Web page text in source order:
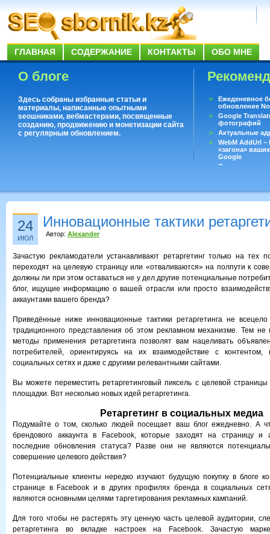
ГЛАВНАЯ СОДЕРЖАНИЕ КОНТАКТЫ ОБО МНЕ
О блоге
Здесь собраны избранные статьи и
материалы, написанные опытными
seoшниками, вебмастерами, посвященные
созданию, продвижению и монетизации сайта
с регулярным обновлением.
Ежеденевное
обновление
Google
фотографий
Актуальные
WebM AddUrl
«загона»
Google
Существует
24
ИЮЛ
Инновационные тактики
Автор: Alexander
Зачастую рекламодатели устанавливают ретаргетинг только на тех
переходят на целевую страницу или «отваливаются» на полпути к
должны ли при этом оставаться не у дел другие потенциальные
блог, ищущие информацию о вашей отрасли или просто
аккаунтами вашего бренда?
Приведённые ниже инновационные тактики ретаргетинга не
традиционного представления об этом рекламном механизме. Тем не
методы применения ретаргетинга позволят вам нацеливать
потребителей, ориентируясь на их взаимодействие с
социальных сетях и даже с другими релевантными сайтами.
Вы можете переместить ретаргетинговый пиксель с целевой страницы
площадки. Вот несколько новых идей ретаргетинга.
Ретаргетинг в социальных медиа
Подумайте о том, сколько людей посещает ваш блог ежедневно. А
брендового аккаунта в Facebook, которые заходят на страницу и
последние обновления статуса? Разве они не являются
совершение целевого действия?
Потенциальные клиенты нередко изучают будущую покупку в блоге
странице в Facebook и в других профилях бренда в социальных
являются основными целями таргетирования рекламных кампаний.
Для того чтобы не растерять эту ценную часть целевой аудитории,
ретаргетинга во вкладке настроек на Facebook. Зачастую